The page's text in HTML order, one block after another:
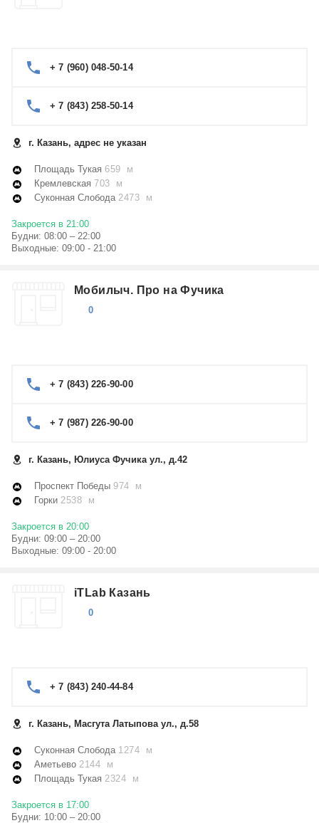
+ 7 (960) 048-50-14
+ 7 (843) 258-50-14
г. Казань, адрес не указан
Площадь Тукая 659 м
Кремлевская 703 м
Суконная Слобода2473 м
Закроется в 21:00
Будни: 08:00 – 22:00
Выходные: 09:00 - 21:00
Мобилыч. Про на Фучика
0
+ 7 (843) 226-90-00
+ 7 (987) 226-90-00
г. Казань, Юлиуса Фучика ул., д.42
Проспект Победы 974 м
Горки 2538 м
Закроется в 20:00
Будни: 09:00 – 20:00
Выходные: 09:00 - 20:00
iTLab Казань
0
+ 7 (843) 240-44-84
г. Казань, Масгута Латыпова ул., д.58
Суконная Слобода1274 м
Аметьево 2144 м
Площадь Тукая 2324 м
Закроется в 17:00
Будни: 10:00 – 20:00